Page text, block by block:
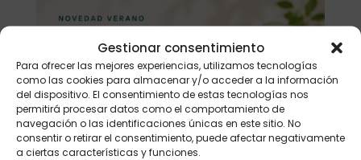
Gestionar consentimiento
Para ofrecer las mejores experiencias, utilizamos tecnologías
como las cookies para almacenar y/o acceder a la información
del dispositivo. El consentimiento de estas tecnologías nos
permitirá procesar datos como el comportamiento de
navegación o las identificaciones únicas en este sitio. No
consentir o retirar el consentimiento, puede afectar negativamente
a ciertas características y funciones.